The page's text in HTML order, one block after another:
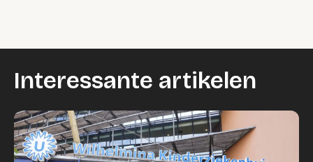
Interessante artikelen